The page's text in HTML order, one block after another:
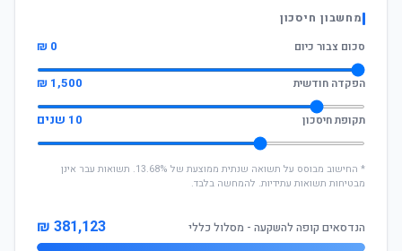
מחשבון חיסכון
סכום צבור כיום
0 ₪
הפקדה חודשית 1,500 ₪
תקופת חיסכון 10 שנים
* החישוב מבוסס על תשואה שנתית ממוצעת של 13.68%. תשואות עבר אינן
מבטיחות תשואות עתידיות. להמחשה בלבד.
הנדסאים קופה להשקעה - מסלול כללי 381,123 ₪